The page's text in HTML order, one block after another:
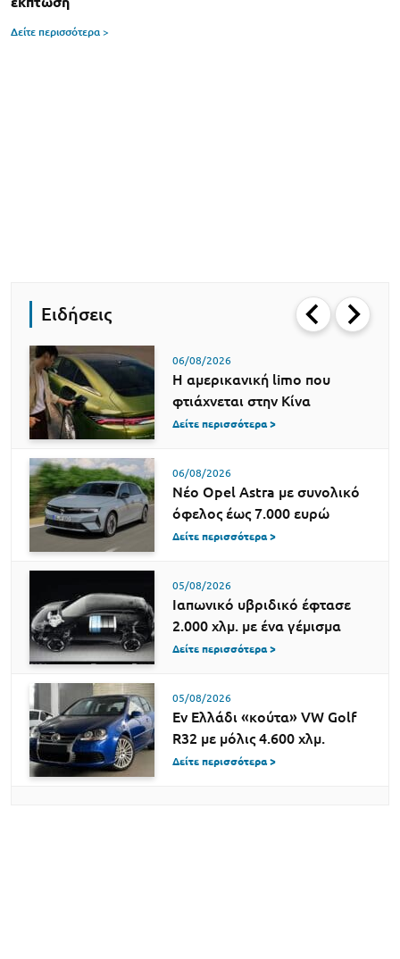
Δείτε περισσότερα >
Ειδήσεις
06/08/2026
Η αμερικανική limo που
φτιάχνεται στην Κίνα
Δείτε περισσότερα >
06/08/2026
Νέο Opel Astra με συνολικό
όφελος έως 7.000 ευρώ
Δείτε περισσότερα >
05/08/2026
Ιαπωνικό υβριδικό έφτασε
2.000 χλμ. με ένα γέμισμα
Δείτε περισσότερα >
05/08/2026
Εν Ελλάδι «κούτα» VW Golf
R32 με μόλις 4.600 χλμ.
Δείτε περισσότερα >